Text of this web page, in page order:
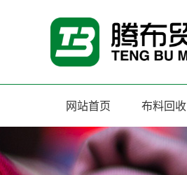
网站首页 布料回收